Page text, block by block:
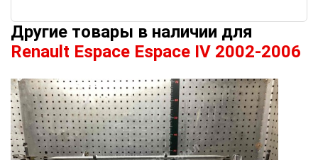
Другие товары в наличии для
Renault Espace Espace IV 2002-2006